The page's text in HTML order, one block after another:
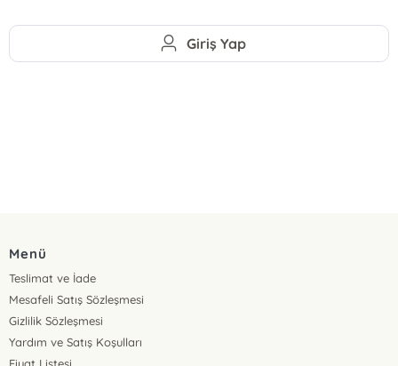
Giriş Yap
Menü
Teslimat ve İade
Mesafeli Satış Sözleşmesi
Gizlilik Sözleşmesi
Yardım ve Satış Koşulları